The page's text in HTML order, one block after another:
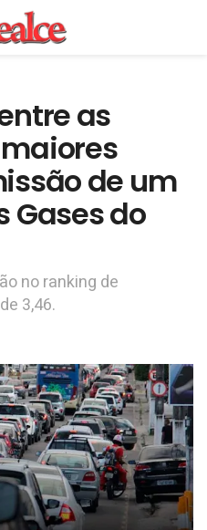
as
de um
Gases do
no ranking de
3,46.